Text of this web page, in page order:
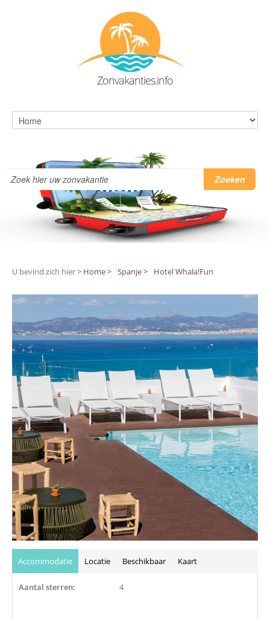
Zonvakanties.info
U bevind zich hier > Home > Spanje > Hotel Whala!Fun
Accommodatie Locatie Beschikbaar Kaart
Aantal sterren: 4